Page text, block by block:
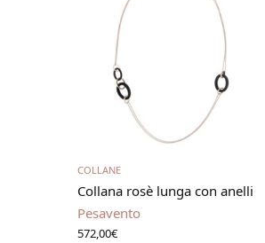
Aggiungi al carrello
COLLANE
Collana rosè lunga con anelli
Pesavento
572,00€